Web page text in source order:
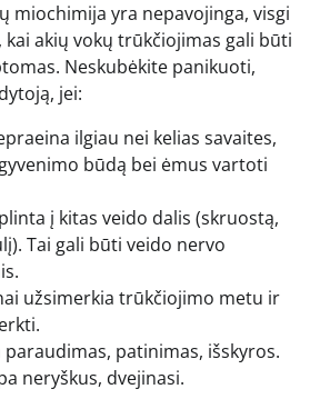
miochimija yra nepavojinga, visgi
akių vokų trūkčiojimas gali būti
Neskubėkite panikuoti,
jei:
ilgiau nei kelias savaites,
būdą bei ėmus vartoti
į kitas veido dalis (skruostą,
Tai gali būti veido nervo
užsimerkia trūkčiojimo metu ir
patinimas, išskyros.
neryškus, dvejinasi.